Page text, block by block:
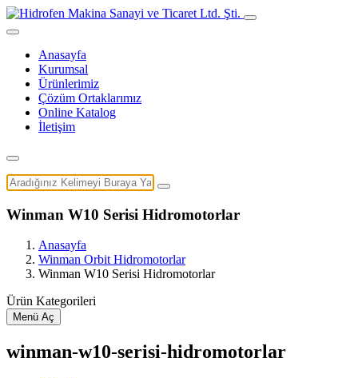
Anasayfa
Kurumsal
Ürünlerimiz
Çözüm Ortaklarımız
Online Katalog
İletişim
Winman W10 Serisi Hidromotorlar
Anasayfa
Winman Orbit Hidromotorlar
Winman W10 Serisi Hidromotorlar
Ürün Kategorileri
Menü Aç
winman-w10-serisi-hidromotorlar